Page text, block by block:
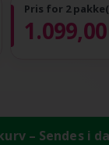
Pris for 2
1.099,00
– Sendes i